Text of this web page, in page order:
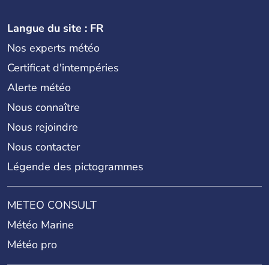
Langue du site : FR
Nos experts météo
Certificat d'intempéries
Alerte météo
Nous connaître
Nous rejoindre
Nous contacter
Légende des pictogrammes
METEO CONSULT
Météo Marine
Météo pro